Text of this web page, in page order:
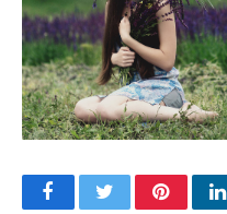
FacebookTwitterPinterest